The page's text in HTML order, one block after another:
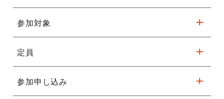
スを楽しむ「場」と「時間」の創出を目指します。
講師の原田先生と大学生たちが優しくフォローしてくれるので、
ダンス経験がなくても大丈夫。
※11/17（日）は関西大学（堺キャンパス）での実施となる可能
性があります。
※駐車台数が限られてます。公共交通機関をご利用ください。
ペア 3,000円（小学生1名＋保護者1名）
※3名（＋小学生1名または＋保護者1名）でお申し込みの場合
は、追加で1,500円（計 4,500円）いただきます。
参加対象
親子 [小学生と保護者]
※11/24の公演含む全日程参加できる方
※子どものみ、大人のみの参加はできません
定員
15名程度
※先着順（定員となり次第、締め切ります）
参加申し込み